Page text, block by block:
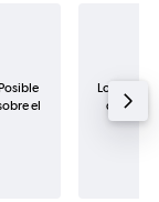
el
Los
de